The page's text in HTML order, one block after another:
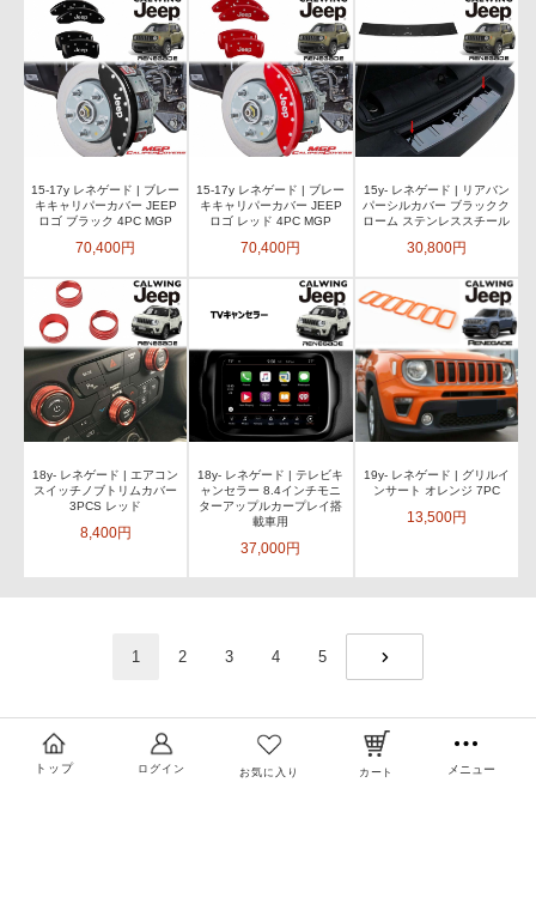
15-17y レネゲード | ブレー
キキャリパーカバー JEEP
ロゴ ブラック 4PC MGP
70,400円
15-17y レネゲード | ブレー
キキャリパーカバー JEEP
ロゴ レッド 4PC MGP
70,400円
15y- レネゲード | リアバン
パーシルカバー ブラックク
ローム ステンレススチール
30,800円
18y- レネゲード | エアコン
スイッチノブトリムカバー
3PCS レッド
8,400円
18y- レネゲード | テレビキ
ャンセラー 8.4インチモニ
ターアップルカープレイ搭
載車用
37,000円
19y- レネゲード | グリルイ
ンサート オレンジ 7PC
13,500円
1 2 3 4
5
トップ ログイン お気に入り カート メニュー